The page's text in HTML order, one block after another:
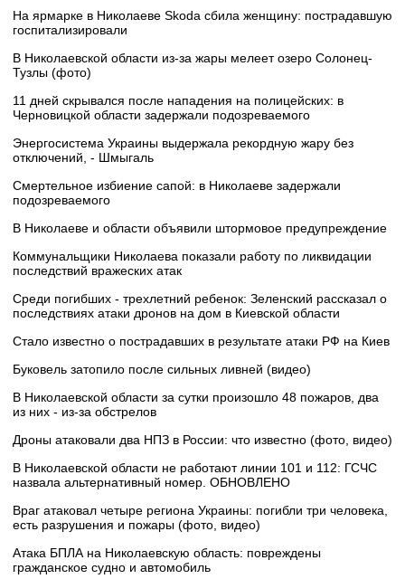
На ярмарке в Николаеве Skoda сбила женщину: пострадавшую
госпитализировали
В Николаевской области из-за жары мелеет озеро Солонец-
Тузлы (фото)
11 дней скрывался после нападения на полицейских: в
Черновицкой области задержали подозреваемого
Энергосистема Украины выдержала рекордную жару без
отключений, - Шмыгаль
Смертельное избиение сапой: в Николаеве задержали
подозреваемого
В Николаеве и области объявили штормовое предупреждение
Коммунальщики Николаева показали работу по ликвидации
последствий вражеских атак
Среди погибших - трехлетний ребенок: Зеленский рассказал о
последствиях атаки дронов на дом в Киевской области
Стало известно о пострадавших в результате атаки РФ на Киев
Буковель затопило после сильных ливней (видео)
В Николаевской области за сутки произошло 48 пожаров, два
из них - из-за обстрелов
Дроны атаковали два НПЗ в России: что известно (фото, видео)
В Николаевской области не работают линии 101 и 112: ГСЧС
назвала альтернативный номер. ОБНОВЛЕНО
Враг атаковал четыре региона Украины: погибли три человека,
есть разрушения и пожары (фото, видео)
Атака БПЛА на Николаевскую область: повреждены
гражданское судно и автомобиль